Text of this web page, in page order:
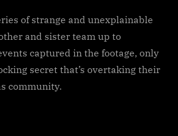
of strange and unexplainable
and sister team up to
captured in the footage, only
secret that’s overtaking their
community.